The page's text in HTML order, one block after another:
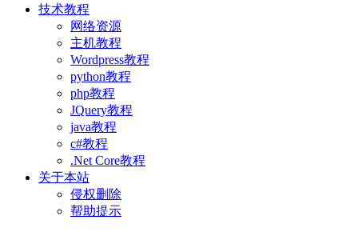
技术教程
网络资源
主机教程
Wordpress教程
python教程
php教程
JQuery教程
java教程
c#教程
.Net Core教程
关于本站
侵权删除
帮助提示